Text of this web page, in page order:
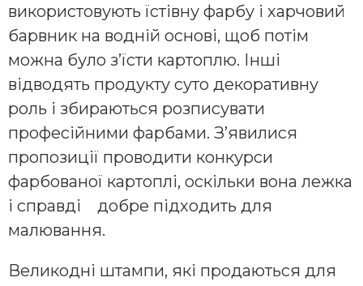
використовують їстівну фарбу і харчовий
барвник на водній основі, щоб потім
можна було з’їсти картоплю. Інші
відводять продукту суто декоративну
роль і збираються розписувати
професійними фарбами. З’явилися
пропозиції проводити конкурси
фарбованої картоплі, оскільки вона лежка
і справді добре підходить для
малювання.
Великодні штампи, які продаються для